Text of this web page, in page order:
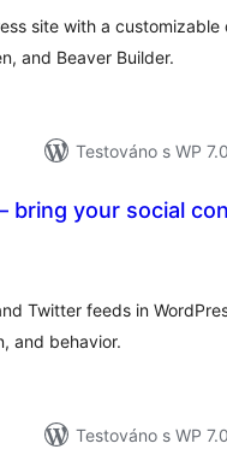
site with a
and Beaver Builder.
Testováno s WP
bring your social
Twitter feeds in
and behavior.
Testováno s WP